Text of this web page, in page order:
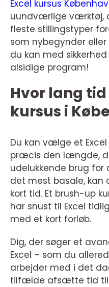
Excel kursus
uundværlige værktøj,
fleste stillingstyper
som nybegynder
du kan med
alsidige program!
Hvor lang
kursus i
Du kan vælge et
præcis den længde,
udelukkende brug
det mest basale, kan
kort tid. Et brush-up
har snust til Excel
med et kort forløb.
Dig, der søger et
Excel – som du
arbejder med i det
tilfælde afsætte tid til